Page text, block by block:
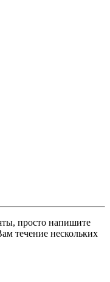
просто напишите
течение нескольких